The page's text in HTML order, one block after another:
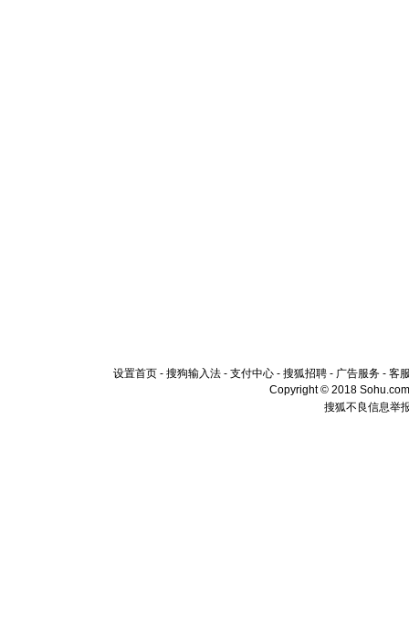
设置首页 - 搜狗输入法 - 支付中心 - 搜狐招聘 - 广告服务 - 客
Copyright © 2018
搜狐不良信息举